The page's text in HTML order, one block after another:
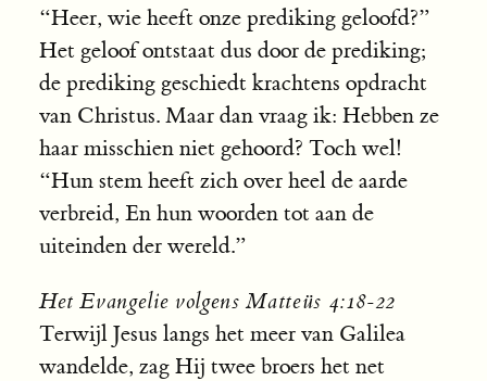
“Heer, wie heeft onze prediking geloofd?”
Het geloof ontstaat dus door de prediking;
de prediking geschiedt krachtens opdracht
van Christus. Maar dan vraag ik: Hebben ze
haar misschien niet gehoord? Toch wel!
“Hun stem heeft zich over heel de aarde
verbreid, En hun woorden tot aan de
uiteinden der wereld.”
Het Evangelie volgens Matteüs 4:18-22
Terwijl Jesus langs het meer van Galilea
wandelde, zag Hij twee broers het net